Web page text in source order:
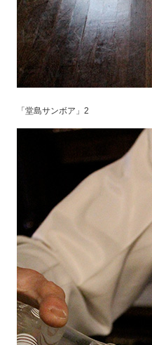
「堂島サンボア」2